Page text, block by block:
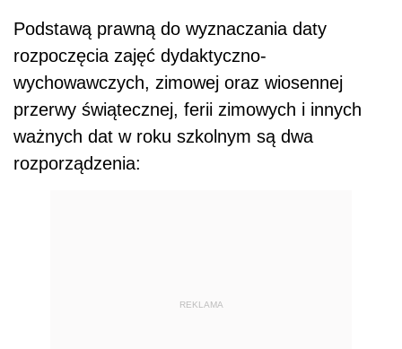
Podstawą prawną do wyznaczania daty
rozpoczęcia zajęć dydaktyczno-
wychowawczych, zimowej oraz wiosennej
przerwy świątecznej, ferii zimowych i innych
ważnych dat w roku szkolnym są dwa
rozporządzenia:
REKLAMA